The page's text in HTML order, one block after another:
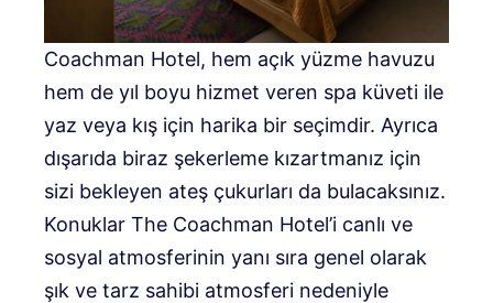
Coachman Hotel, hem açık yüzme havuzu
hem de yıl boyu hizmet veren spa küveti ile
yaz veya kış için harika bir seçimdir. Ayrıca
dışarıda biraz şekerleme kızartmanız için
sizi bekleyen ateş çukurları da bulacaksınız.
Konuklar The Coachman Hotel’i canlı ve
sosyal atmosferinin yanı sıra genel olarak
şık ve tarz sahibi atmosferi nedeniyle